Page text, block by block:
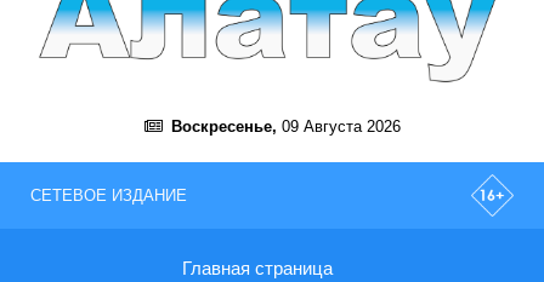
Воскресенье, 09 Августа 2026
СЕТЕВОЕ ИЗДАНИЕ
Главная страница